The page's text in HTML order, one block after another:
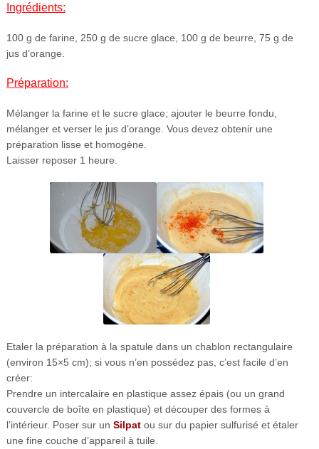
Ingrédients:
100 g de farine, 250 g de sucre glace, 100 g de beurre, 75 g de
jus d’orange.
Préparation:
Mélanger la farine et le sucre glace; ajouter le beurre fondu,
mélanger et verser le jus d’orange. Vous devez obtenir une
préparation lisse et homogène.
Laisser reposer 1 heure.
Etaler la préparation à la spatule dans un chablon rectangulaire
(environ 15×5 cm); si vous n’en possédez pas, c’est facile d’en
créer:
Prendre un intercalaire en plastique assez épais (ou un grand
couvercle de boîte en plastique) et découper des formes à
l’intérieur. Poser sur un Silpatou sur du papier sulfurisé et étaler
une fine couche d’appareil à tuile.